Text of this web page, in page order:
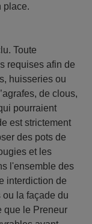
place.
Toute
requises afin de
huisseries ou
de clous,
pourraient
est strictement
des pots de
et les
l'ensemble des
interdiction de
la façade du
que le Preneur